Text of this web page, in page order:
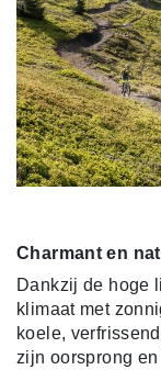
Charmant en
Dankzij de hoge
klimaat met
koele,
zijn oorsprong